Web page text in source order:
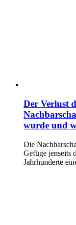
Der Verlust
wurde und
Die
Gefüge jenseits
Jahrhunderte